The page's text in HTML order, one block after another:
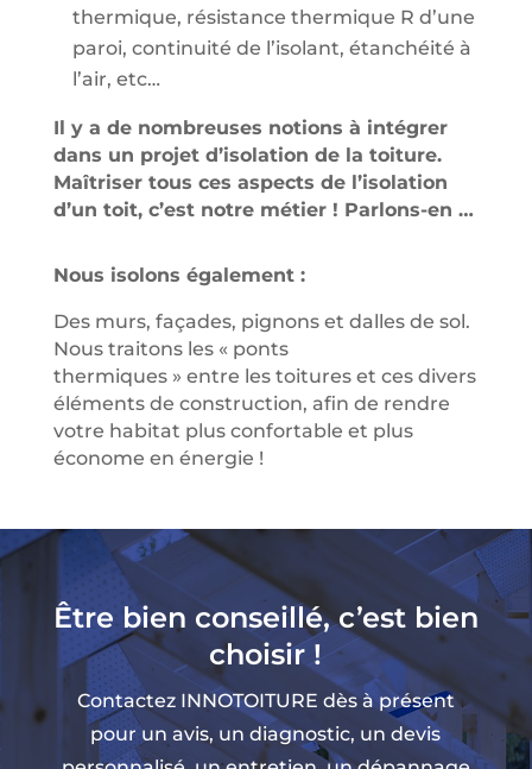
thermique, résistance thermique R d’une
paroi, continuité de l’isolant, étanchéité à
l’air, etc…
Il y a de nombreuses notions à intégrer
dans un projet d’isolation de la toiture.
Maîtriser tous ces aspects de l’isolation
d’un toit, c’est notre métier ! Parlons-en …
Nous isolons également :
Des murs, façades, pignons et dalles de sol.
Nous traitons les « ponts
thermiques » entre les toitures et ces divers
éléments de construction, afin de rendre
votre habitat plus confortable et plus
économe en énergie !
Être bien conseillé, c’est bien
choisir !
Contactez INNOTOITURE dès à présent
pour un avis, un diagnostic, un devis